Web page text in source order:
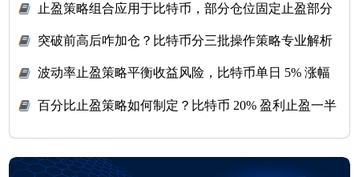
止盈策略组合应用于比特币，部分仓位固定止盈部分
突破前高后咋加仓？比特币分三批操作策略专业解析
波动率止盈策略平衡收益风险，比特币单日 5% 涨幅
百分比止盈策略如何制定？比特币 20% 盈利止盈一半